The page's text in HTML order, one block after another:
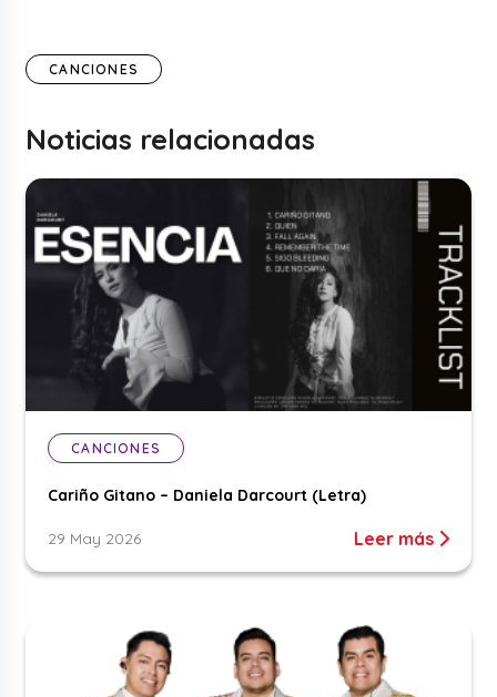
CANCIONES
Noticias relacionadas
CANCIONES
Cariño Gitano – Daniela Darcourt (Letra)
29 May 2026 Leer más